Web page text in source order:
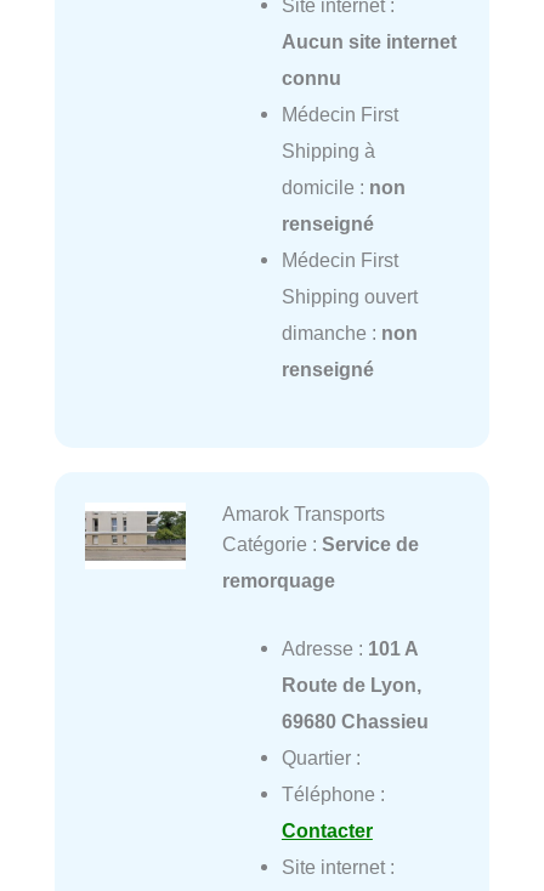
Site internet :
Aucun site internet
connu
Médecin First
Shipping à
domicile : non
renseigné
Médecin First
Shipping ouvert
dimanche : non
renseigné
Amarok Transports
Catégorie : Service de
remorquage
Adresse : 101 A
Route de Lyon,
69680 Chassieu
Quartier :
Téléphone :
Contacter
Site internet :